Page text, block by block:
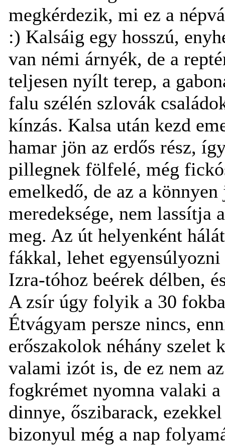
megkérdezik, mi ez a
:) Kalsáig egy hosszú,
van némi árnyék, de a
teljesen nyílt terep, a
falu szélén szlovák
kínzás. Kalsa után kezd
hamar jön az erdős rész,
pillegnek fölfelé, még
emelkedő, de az a
meredeksége, nem lassítja
meg. Az út helyenként
fákkal, lehet
Izra-tóhoz beérek délben,
A zsír úgy folyik a 30
Étvágyam persze nincs,
erőszakolok néhány szelet
valami izót is, de ez nem
fogkrémet nyomna valaki a
dinnye, őszibarack,
bizonyul még a nap